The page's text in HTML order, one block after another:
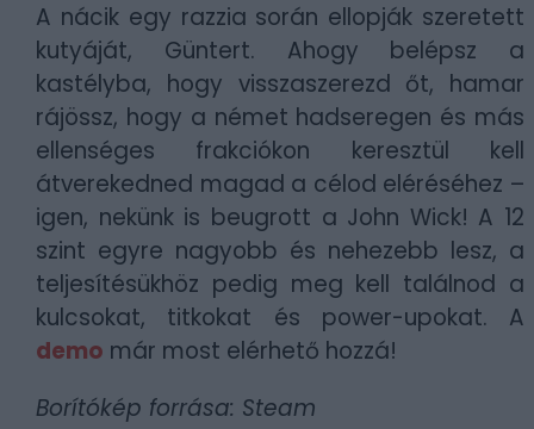
A nácik egy razzia során ellopják szeretett
kutyáját, Güntert. Ahogy belépsz a
kastélyba, hogy visszaszerezd őt, hamar
rájössz, hogy a német hadseregen és más
ellenséges frakciókon keresztül kell
átverekedned magad a célod eléréséhez –
igen, nekünk is beugrott a John Wick! A 12
szint egyre nagyobb és nehezebb lesz, a
teljesítésükhöz pedig meg kell találnod a
kulcsokat, titkokat és power-upokat. A
demo már most elérhető hozzá!
Borítókép forrása: Steam